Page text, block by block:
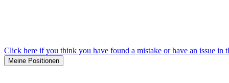
Click here if you think you have found a mistake or have an issue in
Meine Positionen